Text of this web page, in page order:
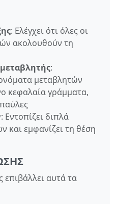
: Ελέγχει ότι όλες οι
ακολουθούν τη
:
μεταβλητών
κεφαλαία γράμματα,
: Εντοπίζει διπλά
και εμφανίζει τη θέση
επιβάλλει αυτά τα